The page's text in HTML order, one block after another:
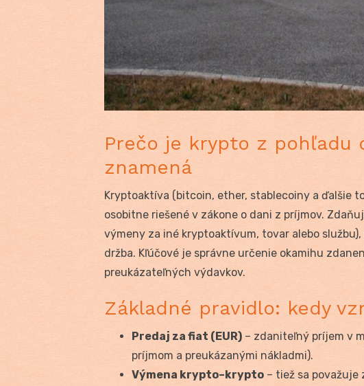
Prečo je krypto z pohľadu
znamená
Kryptoaktíva (bitcoin, ether, stablecoiny a ďalšie
osobitne riešené v zákone o dani z príjmov.
výmeny za iné kryptoaktívum, tovar alebo
držba. Kľúčové je správne určenie okamihu
preukázateľných výdavkov.
Základné pravidlo: kedy
Predaj za fiat (EUR) – zdaniteľný príjem v
príjmom a preukázanými nákladmi).
Výmena krypto–krypto – tiež sa považuje